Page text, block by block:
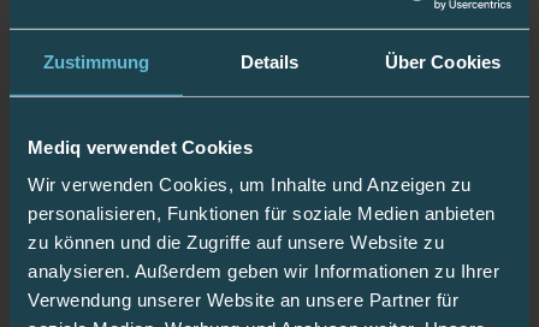
Zustimmung Details Über Cookies
Mediq verwendet Cookies
Wir verwenden Cookies, um Inhalte und Anzeigen zu
personalisieren, Funktionen für soziale Medien anbieten
zu können und die Zugriffe auf unsere Website zu
analysieren. Außerdem geben wir Informationen zu Ihrer
Verwendung unserer Website an unsere Partner für
Durchmesser
Abkoppelbar Ja
Einstichwinkel 90°